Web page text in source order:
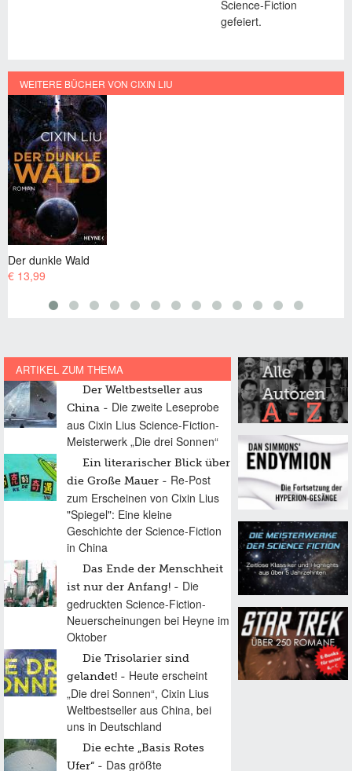
Science-Fiction
gefeiert.
WEITERE BÜCHER VON CIXIN LIU
ARTIKEL ZUM THEMA
Der Weltbestseller aus
China
Die zweite Leseprobe
aus Cixin Lius Science-Fiction-
Meisterwerk „Die drei Sonnen“
Ein literarischer Blick über
die Große Mauer
Re-Post
zum Erscheinen von Cixin Lius
"Spiegel": Eine kleine
Geschichte der Science-Fiction
in China
Das Ende der Menschheit
ist nur der Anfang!
Die
gedruckten Science-Fiction-
Neuerscheinungen bei Heyne im
Oktober
Die Trisolarier sind
gelandet!
Heute erscheint
„Die drei Sonnen“, Cixin Lius
Weltbestseller aus China, bei
uns in Deutschland
Die echte „Basis Rotes
Ufer“
Das größte